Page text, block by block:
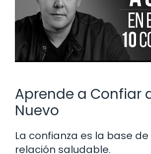
Aprende a Confiar
Nuevo
La confianza es la base
relación saludable.